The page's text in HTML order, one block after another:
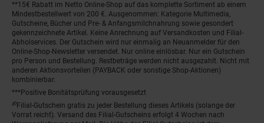
**15€ Rabatt im Netto Online-Shop auf das komplette Sortiment ab einem
Mindestbestellwert von 200 €. Ausgenommen: Kategorie Multimedia,
Gutscheine, Bücher und Pre- & Anfangsmilchnahrung sowie gesondert
gekennzeichnete Artikel. Keine Anrechnung auf Versandkosten und Filial-
Abholservices. Der Gutschein wird nur einmalig an Neuanmelder für den
Online-Shop-Newsletter versendet. Nur online einlösbar. Nur ein Gutschein
pro Person und Bestellung. Restbeträge werden nicht ausgezahlt. Nicht mit
anderen Aktionsvorteilen (PAYBACK oder sonstige Shop-Aktionen)
kombinierbar.
***Positive Bonitätsprüfung vorausgesetzt
²⁰Filial-Gutschein gratis zu jeder Bestellung dieses Artikels (solange der
Vorrat reicht). Versand des Filial-Gutscheins erfolgt 4 Wochen nach